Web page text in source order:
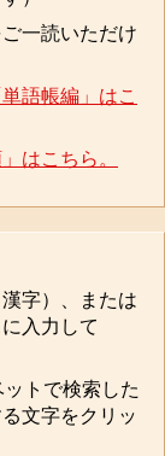
ご一読いただけ
単語帳編」はこ
はこちら。
字）、または
入力して
トで検索した
文字をクリッ